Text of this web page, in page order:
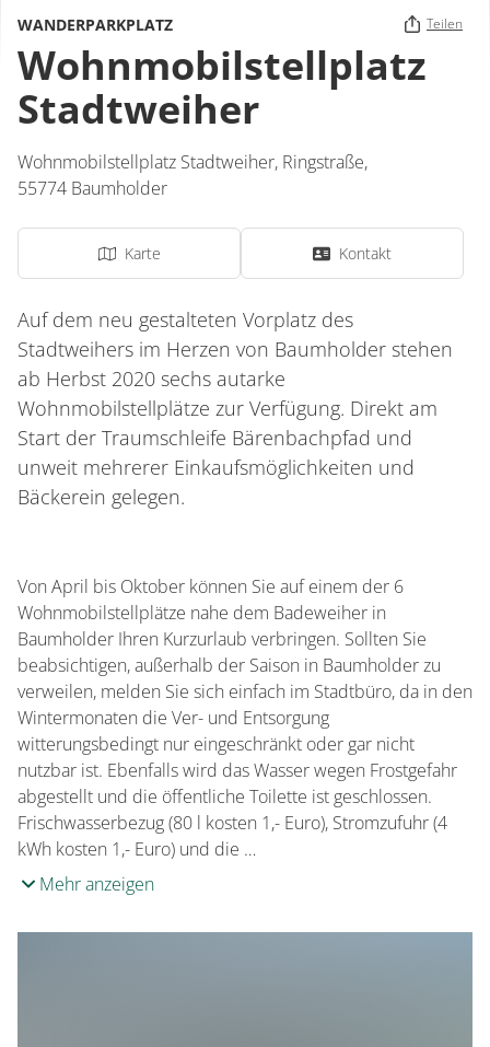
WANDERPARKPLATZ Teilen
Wohnmobilstellplatz
Stadtweiher
Wohnmobilstellplatz Stadtweiher, Ringstraße,
55774 Baumholder
Karte Kontakt
Auf dem neu gestalteten Vorplatz des
Stadtweihers im Herzen von Baumholder stehen
ab Herbst 2020 sechs autarke
Wohnmobilstellplätze zur Verfügung. Direkt am
Start der Traumschleife Bärenbachpfad und
unweit mehrerer Einkaufsmöglichkeiten und
Bäckerein gelegen.
Von April bis Oktober können Sie auf einem der 6
Wohnmobilstellplätze nahe dem Badeweiher in
Baumholder Ihren Kurzurlaub verbringen. Sollten Sie
beabsichtigen, außerhalb der Saison in Baumholder zu
verweilen, melden Sie sich einfach im Stadtbüro, da in den
Wintermonaten die Ver- und Entsorgung
witterungsbedingt nur eingeschränkt oder gar nicht
nutzbar ist. Ebenfalls wird das Wasser wegen Frostgefahr
abgestellt und die öffentliche Toilette ist geschlossen.
Frischwasserbezug (80 l kosten 1,- Euro), Stromzufuhr (4
kWh kosten 1,- Euro) und die …
Mehr anzeigen